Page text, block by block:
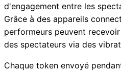
d'engagement entre les
Grâce à des appareils
performeurs peuvent
des spectateurs via des
Chaque token envoyé